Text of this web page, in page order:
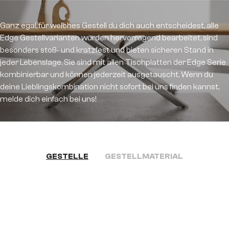
Gestelle
Ganz egal, für welches Gestell du dich auch entscheidest, alle
Edge Gestellvarianten wurden hervorragend bearbeitet, sind
besonders stoß- und kratzfest und bieten sicheren Stand in
jeder Lebenslage. Sie sind mit allen Tischplatten der Edge Serie
kombinierbar und können jederzeit ausgetauscht. Wenn du
deine Lieblingskombination nicht sofort bei uns finden kannst,
melde dich einfach bei uns!
GESTELLE GESTELLMATERIAL